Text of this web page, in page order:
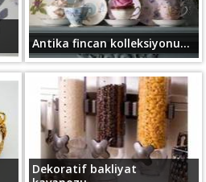
Antika fincan kolleksiyonu...
Dekoratif bakliyat